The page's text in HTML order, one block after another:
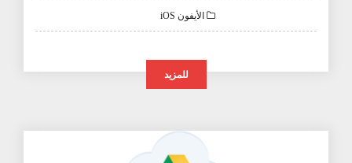
الأيفون iOS
للمزيد